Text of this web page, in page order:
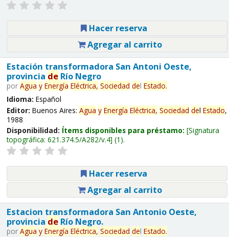
Hacer reserva
Agregar al carrito
Estación transformadora San Antoni Oeste,
provincia deRío Negro
por Agua y Energía Eléctrica, Sociedad del Estado.
Idioma: Español
Editor: Buenos Aires: Agua y Energía Eléctrica, Sociedad del Estado,
1988
Disponibilidad: Ítems disponibles para préstamo: Signatura
topográfica: 621.374.5/A282/v.4 (1).
Hacer reserva
Agregar al carrito
Estacion transformadora San Antonio Oeste,
provincia deRío Negro.
por Agua y Energía Eléctrica, Sociedad del Estado.